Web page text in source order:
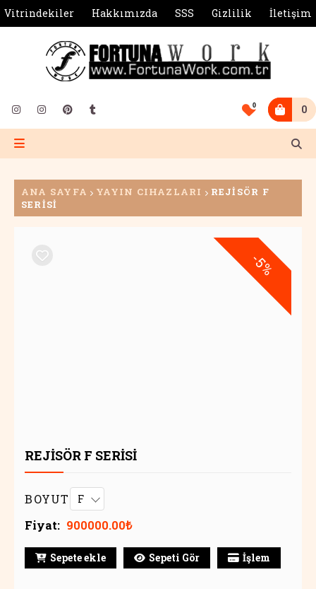
Vitrindekiler Hakkımızda SSS Gizlilik İletişim
0 0
ANA SAYFA YAYIN CIHAZLARI
REJİSÖR F
SERİSİ
-5%
REJİSÖR F SERİSİ
BOYUT
Fiyat: 900000.00₺
Sepete ekle Sepeti Gör İşlem